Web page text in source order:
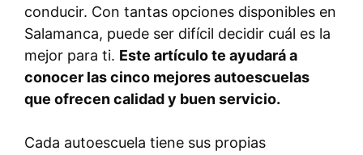
conducir. Con tantas opciones disponibles en
Salamanca, puede ser difícil decidir cuál es la
mejor para ti. Este artículo te ayudará a
conocer las cinco mejores autoescuelas
que ofrecen calidad y buen servicio.
Cada autoescuela tiene sus propias